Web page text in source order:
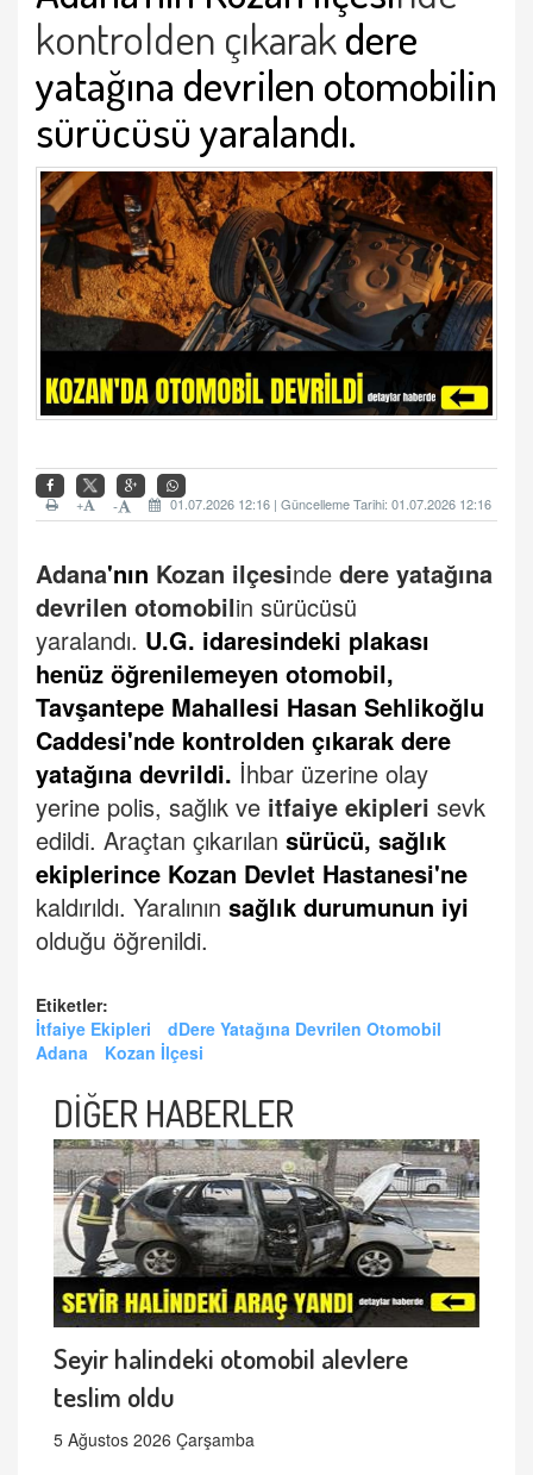
kontrolden çıkarakdere
yatağına devrilen otomobilin
sürücüsü yaralandı.
01.07.2026 12:16 | Güncelleme Tarihi: 01.07.2026 12:16
-
+
Adana'nın Kozan ilçesinde dere yatağına
devrilen otomobilin sürücüsü
yaralandı. U.G. idaresindeki plakası
henüz öğrenilemeyen otomobil,
Tavşantepe Mahallesi Hasan Sehlikoğlu
Caddesi'nde kontrolden çıkarak dere
yatağına devrildi. İhbar üzerine olay
yerine polis, sağlık ve itfaiye ekipleri sevk
edildi. Araçtan çıkarılan sürücü, sağlık
ekiplerince Kozan Devlet Hastanesi'ne
kaldırıldı. Yaralının sağlık durumunun iyi
olduğu öğrenildi.
Etiketler:
İtfaiye Ekipleri
dDere Yatağına Devrilen Otomobil
Adana
Kozan İlçesi
DİĞER HABERLER
Seyir halindeki otomobil alevlere
teslim oldu
5 Ağustos 2026 Çarşamba